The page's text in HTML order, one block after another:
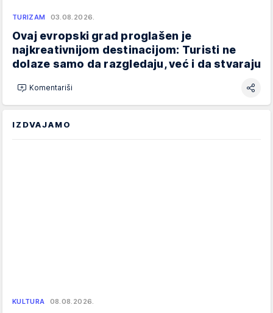
TURIZAM 03.08.2026.
Ovaj evropski grad proglašen je
najkreativnijom destinacijom: Turisti ne
dolaze samo da razgledaju, već i da stvaraju
Komentariši
IZDVAJAMO
KULTURA 08.08.2026.